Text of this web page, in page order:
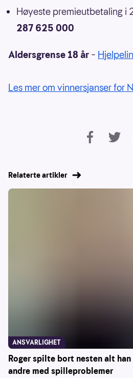
Høyeste premieutbetaling i
287 625 000
Aldersgrense 18 år –
Les mer om vinnersjanser for
Relaterte artikler
Roger spilte bort nesten alt han
andre med spilleproblemer
ANSVARLIGHET